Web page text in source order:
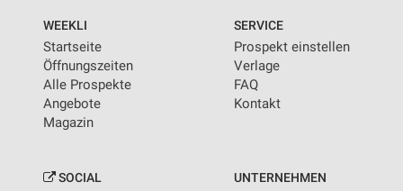
WEEKLI
Startseite
Öffnungszeiten
Alle Prospekte
Angebote
Magazin
SERVICE
Prospekt einstellen
Verlage
FAQ
Kontakt
SOCIAL UNTERNEHMEN